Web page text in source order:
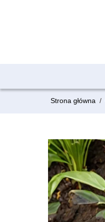
Strona główna /